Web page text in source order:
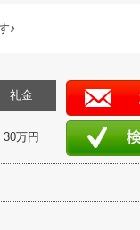
♪
礼金
30万円